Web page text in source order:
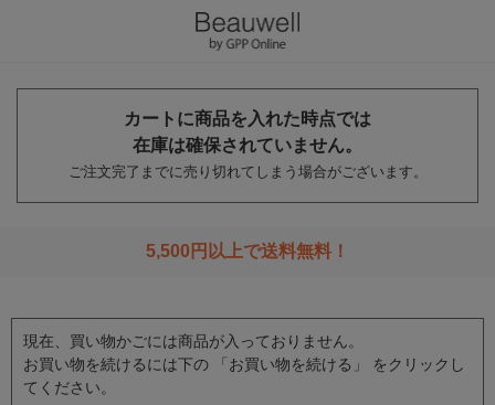
カートに商品を入れた時点では
在庫は確保されていません。
ご注文完了までに売り切れてしまう場合がございます。
5,500円以上で送料無料！
現在、買い物かごには商品が入っておりません。
お買い物を続けるには下の 「お買い物を続ける」 をクリックし
てください。